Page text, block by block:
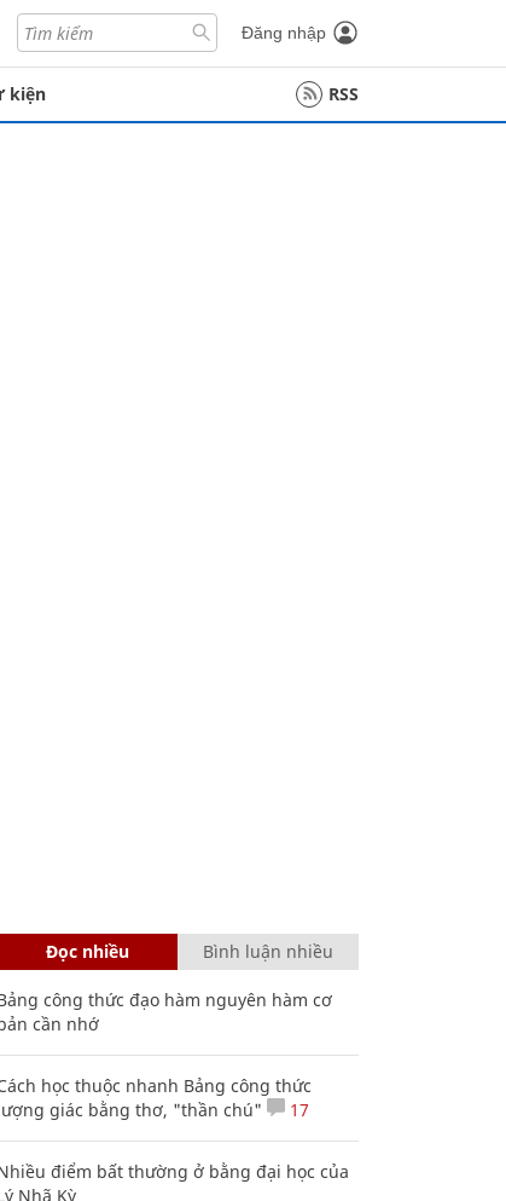
Đăng nhập
kiện RSS
Đọc nhiều Bình luận nhiều
công thức đạo hàm nguyên hàm cơ
cần nhớ
học thuộc nhanh Bảng công thức
giác bằng thơ, "thần chú"
17
điểm bất thường ở bằng đại học của
Nhã Kỳ